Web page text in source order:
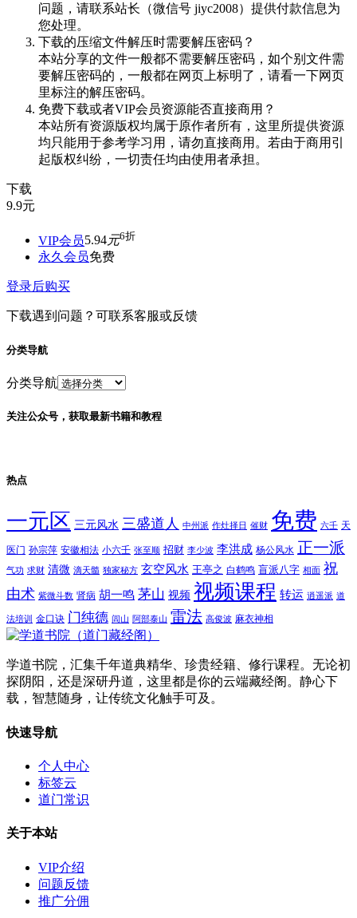
问题，请联系站长（微信号 jiyc2008）提供付款信息为
您处理。
下载的压缩文件解压时需要解压密码？
本站分享的文件一般都不需要解压密码，如个别文件需
要解压密码的，一般都在网页上标明了，请看一下网页
里标注的解压密码。
免费下载或者VIP会员资源能否直接商用？
本站所有资源版权均属于原作者所有，这里所提供资源
均只能用于参考学习用，请勿直接商用。若由于商用引
起版权纠纷，一切责任均由使用者承担。
下载
9.9元
VIP会员5.94元6折
永久会员免费
登录后购买
下载遇到问题？可联系客服或反馈
分类导航
分类导航
关注公众号，获取最新书籍和教程
热点
一元区 三元风水 三盛道人 中州派 作灶择日 催财 免费 六壬 天
医门 孙宗萍 安徽相法 小六壬 张至顺 招财 李少波 李洪成 杨公风水 正一派
气功 求财 清微 滴天髓 独家秘方 玄空风水 王亭之 白鹤鸣 盲派八字 相面 祝
由术 紫微斗数 肾病 胡一鸣 茅山 视频 视频课程 转运 逍遥派 道
法培训 金口诀 门纯德 闾山 阿部泰山 雷法 高俊波 麻衣神相
学道书院，汇集千年道典精华、珍贵经籍、修行课程。无论初
探阴阳，还是深研丹道，这里都是你的云端藏经阁。静心下
载，智慧随身，让传统文化触手可及。
快速导航
个人中心
标签云
道门常识
关于本站
VIP介绍
问题反馈
推广分佣